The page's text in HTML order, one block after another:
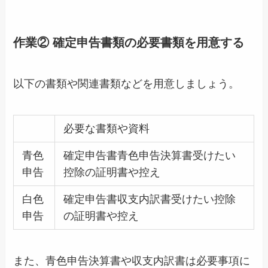
作業② 確定申告書類の必要書類を用意する
以下の書類や関連書類などを用意しましょう。
必要な書類や資料
青色
申告
確定申告書青色申告決算書受けたい
控除の証明書や控え
白色
申告
確定申告書収支内訳書受けたい控除
の証明書や控え
また、青色申告決算書や収支内訳書は必要事項に